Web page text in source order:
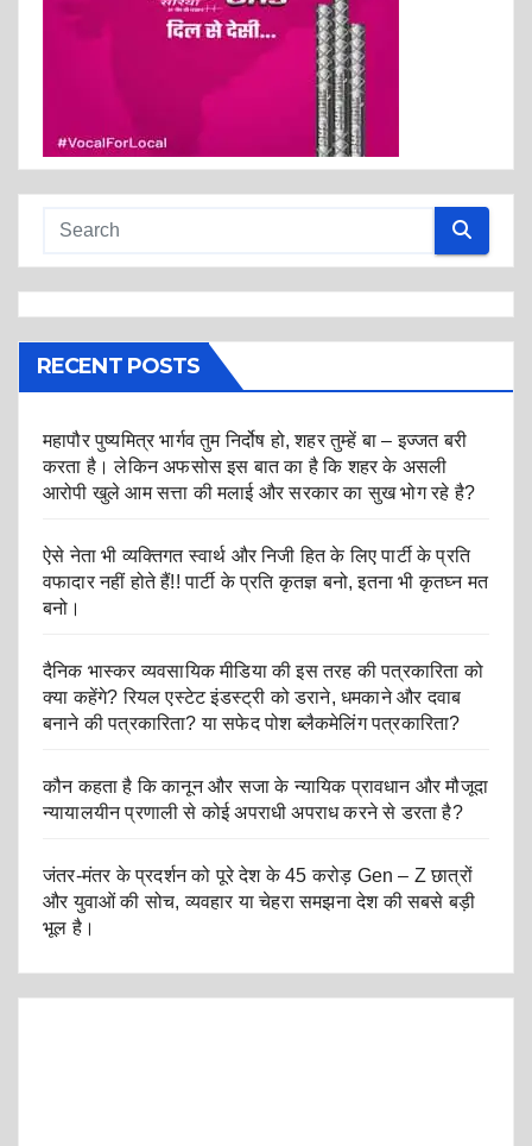
RECENT POSTS
महापौर पुष्यमित्र भार्गव तुम निर्दोष हो, शहर तुम्हें बा – इज्जत बरी
करता है। लेकिन अफसोस इस बात का है कि शहर के असली
आरोपी खुले आम सत्ता की मलाई और सरकार का सुख भोग रहे है?
ऐसे नेता भी व्यक्तिगत स्वार्थ और निजी हित के लिए पार्टी के प्रति
वफादार नहीं होते हैं!! पार्टी के प्रति कृतज्ञ बनो, इतना भी कृतघ्न मत
बनो।
दैनिक भास्कर व्यवसायिक मीडिया की इस तरह की पत्रकारिता को
क्या कहेंगे? रियल एस्टेट इंडस्ट्री को डराने, धमकाने और दवाब
बनाने की पत्रकारिता? या सफेद पोश ब्लैकमेलिंग पत्रकारिता?
कौन कहता है कि कानून और सजा के न्यायिक प्रावधान और मौजूदा
न्यायालयीन प्रणाली से कोई अपराधी अपराध करने से डरता है?
जंतर-मंतर के प्रदर्शन को पूरे देश के 45 करोड़ Gen – Z छात्रों
और युवाओं की सोच, व्यवहार या चेहरा समझना देश की सबसे बड़ी
भूल है।